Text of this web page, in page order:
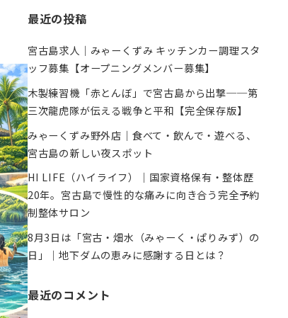
最近の投稿
宮古島求人｜みゃーくずみ キッチンカー調理スタ
ッフ募集【オープニングメンバー募集】
木製練習機「赤とんぼ」で宮古島から出撃──第
三次龍虎隊が伝える戦争と平和【完全保存版】
みゃーくずみ野外店｜食べて・飲んで・遊べる、
宮古島の新しい夜スポット
HI LIFE（ハイライフ）｜国家資格保有・整体歴
20年。宮古島で慢性的な痛みに向き合う完全予約
制整体サロン
8月3日は「宮古・畑水（みゃーく・ぱりみず）の
日」｜地下ダムの恵みに感謝する日とは？
最近のコメント